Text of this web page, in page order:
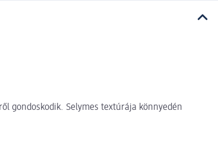
gondoskodik. Selymes textúrája könnyedén